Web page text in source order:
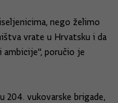
nego želimo
vrate u Hrvatsku i da
poručio je
204. vukovarske brigade,